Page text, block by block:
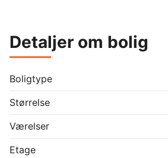
opbevaringsrum, der bidrager til
af pladsen.
videre til fire gode værelser samt
Værelserne er forskelligt indrettet,
er indrettet med klædeskabe, der
Den moderne, nordiske stil
ovenlysvinduet i entreen skaber en
Detaljer om bolig
Boligtype
Størrelse
Værelser
Etage